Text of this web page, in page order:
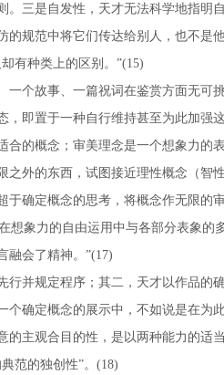
三是自发性，天才无法科学地指明
规范中将它们传达给别人，也不是
有种类上的区别。”(15)
故事、一篇祝词在鉴赏方面无可
即置于一种自行维持甚至为此加强
的概念；审美理念是一个想象力的
外的东西，试图接近理性概念（智
确定概念的思考，将概念作无限的
象力的自由运用中与各部分表象
融会了精神。”(17)
规定程序；其二，天才以作品的
确定概念的展示中，不如说是在为
主观合目的性，是以两种能力的适
范的独创性”。(18)